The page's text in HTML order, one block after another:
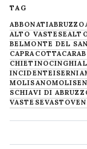
TAG
ABBONATIABRUZZO
ALTO VASTESE
BELMONTE DEL
CAPRACOTTA
CHIETINO
INCIDENTEISERNIA
MOLISANOMOLISE
SCHIAVI DI
VASTESEVASTO